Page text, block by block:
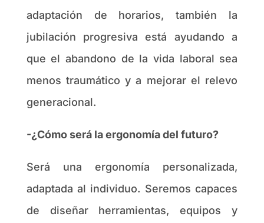
adaptación de horarios, también la
jubilación progresiva está ayudando a
que el abandono de la vida laboral sea
menos traumático y a mejorar el relevo
generacional.
-¿Cómo será la ergonomía del futuro?
Será una ergonomía personalizada,
adaptada al individuo. Seremos capaces
de diseñar herramientas, equipos y